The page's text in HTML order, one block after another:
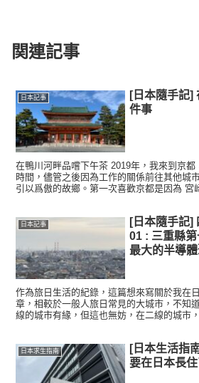
関連記事
日本記事
[日本隨手記]
件事
在鴨川河畔品嚐下午茶 2019年，我來到京
時間，儘管之後因為工作的關係前往其他城
引以爲傲的故鄉。第一次喜歡京都是因為 宮
日本記事
[日本隨手記]
01 : 三重縣
最大的半導
作為旅日生活的紀錄，這篇想來寫關於我在
章，相較於一般人旅日常見的大城市，不知
線的城市有緣，但這也無妨，在二線的城市
日本求生指南
[日本生活指
要在日本長住